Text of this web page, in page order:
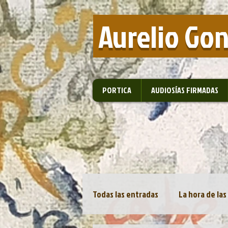
Aurelio
PORTICA AUDIOSÍAS FIRMADAS
Todas las entradas La hora de